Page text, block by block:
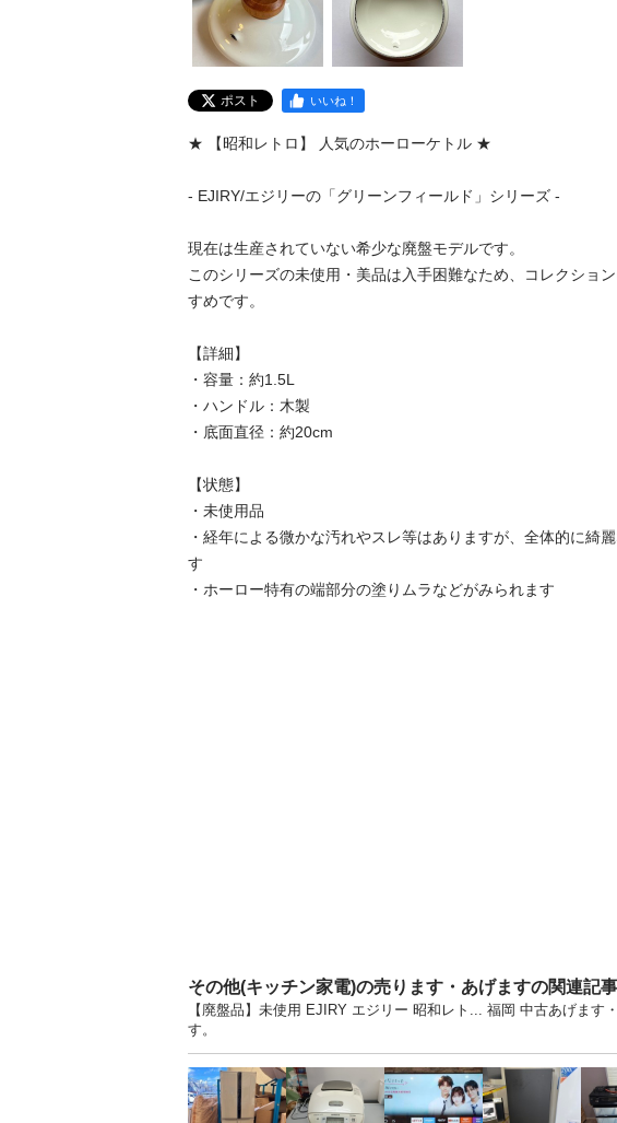
ポスト いいね！
★ 【昭和レトロ】 人気のホーローケトル ★
- EJIRY/エジリーの「グリーンフィールド」シリーズ -
現在は生産されていない希少な廃盤モデルです。
このシリーズの未使用・美品は入手困難なため、コレクショ
すめです。
【詳細】
・容量：約1.5L
・ハンドル：木製
・底面直径：約20cm
【状態】
・未使用品
・経年による微かな汚れやスレ等はありますが、全体的に綺
す
・ホーロー特有の端部分の塗りムラなどがみられます
その他(キッチン家電)の売ります・あげますの関連記事
【廃盤品】未使用 EJIRY エジリー 昭和レト... 福岡 中古あげます
す。